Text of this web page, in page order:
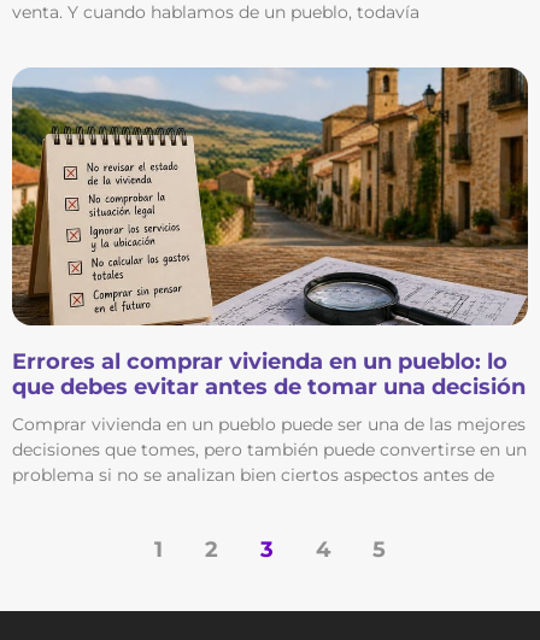
venta. Y cuando hablamos de un pueblo, todavía
Errores al comprar vivienda en un pueblo: lo
que debes evitar antes de tomar una decisión
Comprar vivienda en un pueblo puede ser una de las mejores
decisiones que tomes, pero también puede convertirse en un
problema si no se analizan bien ciertos aspectos antes de
1 2 3 4 5